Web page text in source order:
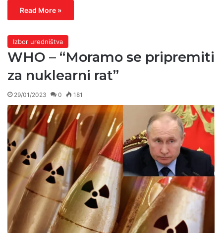
Read More »
Izbor uredništva
WHO – “Moramo se pripremiti
za nuklearni rat”
29/01/2023 0 181